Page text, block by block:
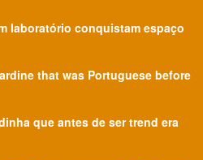
laboratório conquistam espaço
that was Portuguese before
que antes de ser trend era